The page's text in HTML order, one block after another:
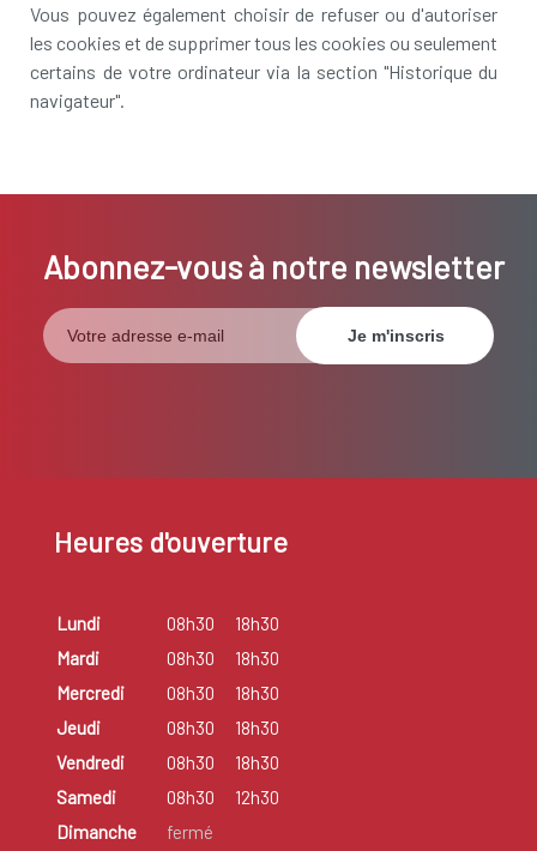
Vous pouvez également choisir de refuser ou d'autoriser
les cookies et de supprimer tous les cookies ou seulement
certains de votre ordinateur via la section "Historique du
navigateur".
Abonnez-vous à notre newsletter
Heures d'ouverture
Lundi 08h30
18h30
Mardi
08h30
18h30
Mercredi
08h30
18h30
Jeudi
08h30
18h30
Vendredi
08h30
18h30
Samedi
08h30
12h30
Dimanche
fermé